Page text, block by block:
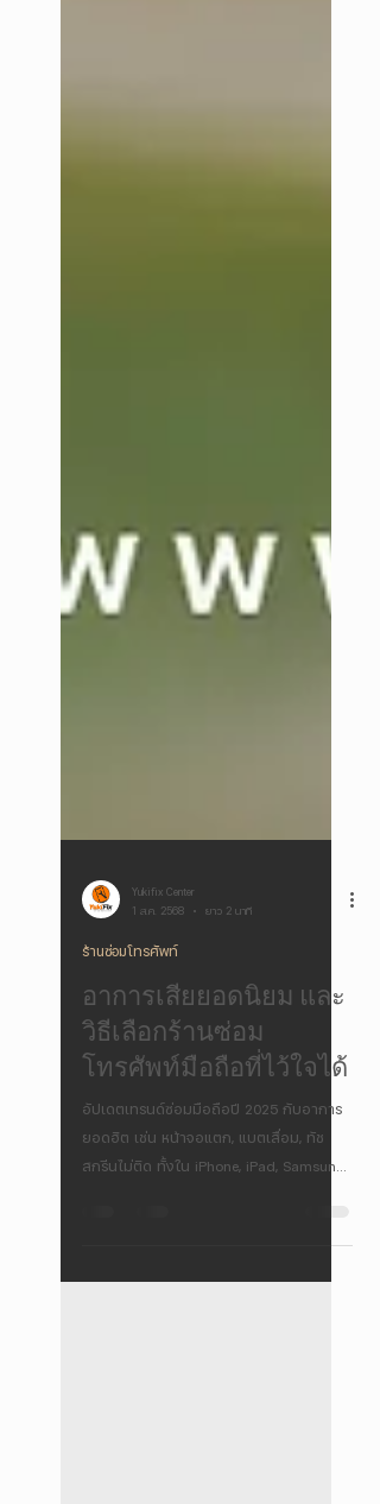
1 ส.ค. 2568
ร้านซ่อมโทรศัพท์
อาการเสียยอดนิยม และ
วิธีเลือกร้านซ่อม
โทรศัพท์มือถือที่ไว้ใจได้
อัปเดตเทรนด์ซ่อมมือถือปี 2025 กับอาการ
ยอดฮิต เช่น หน้าจอแตก, แบตเสื่อม, ทัช
หลอก แถมยังแนะนำบริการ ซ่อมจอ iPhone,